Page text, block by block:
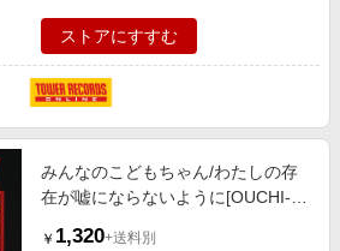
ストアにすすむ
みんなのこどもちゃん/わたしの存
在が嘘にならないように[OUCHI-
￥ 1,320+送料別